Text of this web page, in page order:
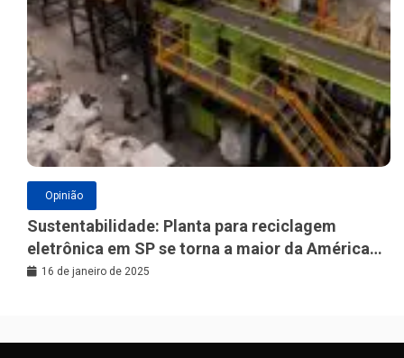
Opinião
Sustentabilidade: Planta para reciclagem
eletrônica em SP se torna a maior da América
Latina
16 de janeiro de 2025